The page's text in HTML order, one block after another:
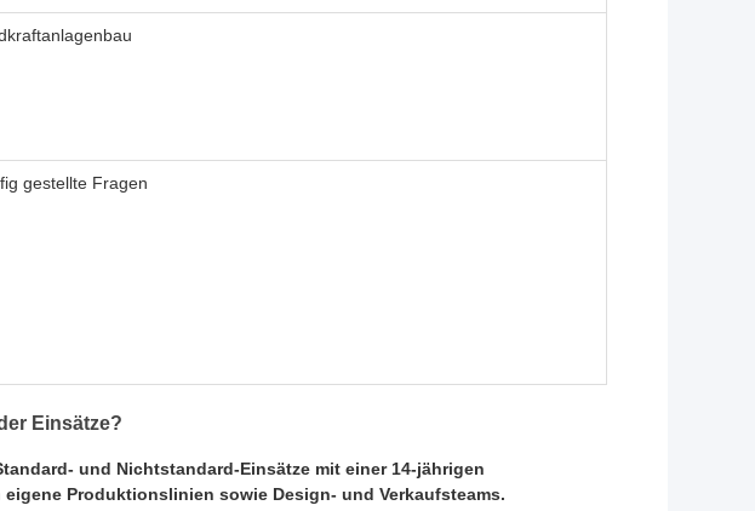
gestellte Fragen
Einsätze?
und Nichtstandard-Einsätze mit einer 14-jährigen
Produktionslinien sowie Design- und Verkaufsteams.